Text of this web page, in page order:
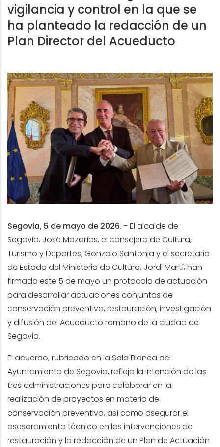
vigilancia y control en la que se
ha planteado la redacción de un
Plan Director del Acueducto
Segovia, 5 de mayo de 2026. - El alcalde de
Segovia, José Mazarías, el consejero de Cultura,
Turismo y Deportes, Gonzalo Santonja y el secretario
de Estado del Ministerio de Cultura, Jordi Martí, han
firmado este 5 de mayo un protocolo de actuación
para desarrollar actuaciones conjuntas de
conservación preventiva, restauración, investigación
y difusión del Acueducto romano de la ciudad de
Segovia.
El acuerdo, rubricado en la Sala Blanca del
Ayuntamiento de Segovia, refleja la intención de las
tres administraciones para colaborar en la
realización de proyectos en materia de
conservación preventiva, así como asegurar el
asesoramiento técnico en las intervenciones de
restauración y la redacción de un Plan de Actuación